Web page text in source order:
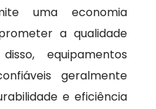
uma economia
a qualidade
equipamentos
geralmente
e eficiência